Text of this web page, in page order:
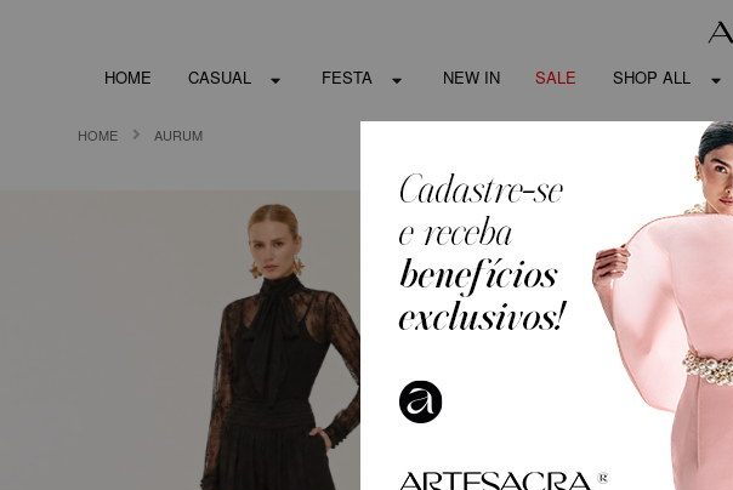
HOME CASUAL FESTA NEW IN SALE SHOP ALL
HOME AURUM